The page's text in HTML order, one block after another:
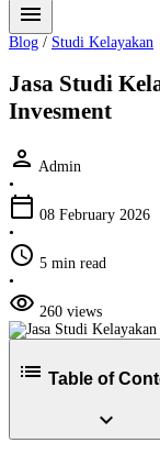
menu
Blog / Studi Kelayakan
Jasa Studi
Invesment
person Admin
•
calendar_today 08 February 2026
•
schedule 5 min read
•
visibility 260 views
list Table of
expand_more